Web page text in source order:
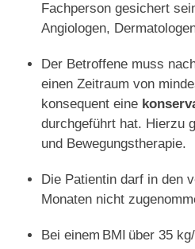
Fachperson gesichert
Angiologen,
Der Betroffene muss
einen Zeitraum von
konsequent eine
durchgeführt hat. Hierzu
und Bewegungstherapie.
Die Patientin darf in den
Monaten nicht
Bei einem BMI über 35